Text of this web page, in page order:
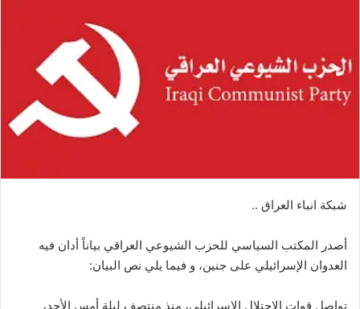
شبكة انباء العراق ..
أصدر المكتب السياسي للحزب الشيوعي العراقي بياناً أدان فيه
العدوان الإسرائيلي على جنين، و فيما يلي نص البيان:
تواصل قوات الاحتلال الإسرائيلي، منذ منتصف ليلة أمس الأحد،